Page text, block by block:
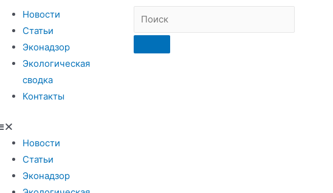
Новости
Статьи
Эконадзор
Экологическая
сводка
Контакты
Новости
Статьи
Эконадзор